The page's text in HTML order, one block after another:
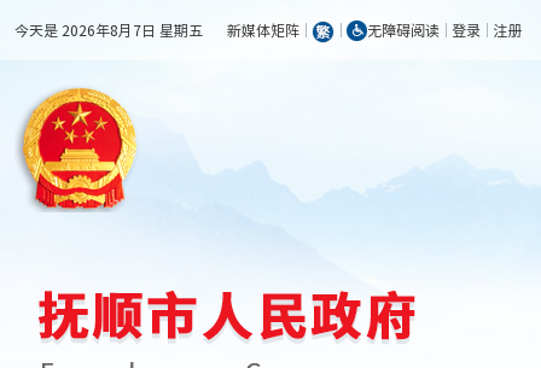
今天是 2026年8月7日 星期五 新媒体矩阵 无障碍阅读 登录 注册